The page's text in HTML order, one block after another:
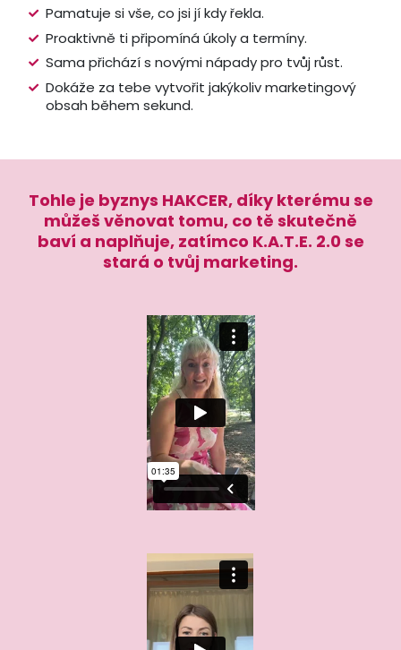
Pamatuje si vše, co jsi jí kdy řekla.
Proaktivně ti připomíná úkoly a termíny.
Sama přichází s novými nápady pro tvůj růst.
Dokáže za tebe vytvořit jakýkoliv marketingový
obsah během sekund.
Tohle je byznys HAKCER, díky kterému se
můžeš věnovat tomu, co tě skutečně
baví a naplňuje, zatímco K.A.T.E. 2.0 se
stará o tvůj marketing.